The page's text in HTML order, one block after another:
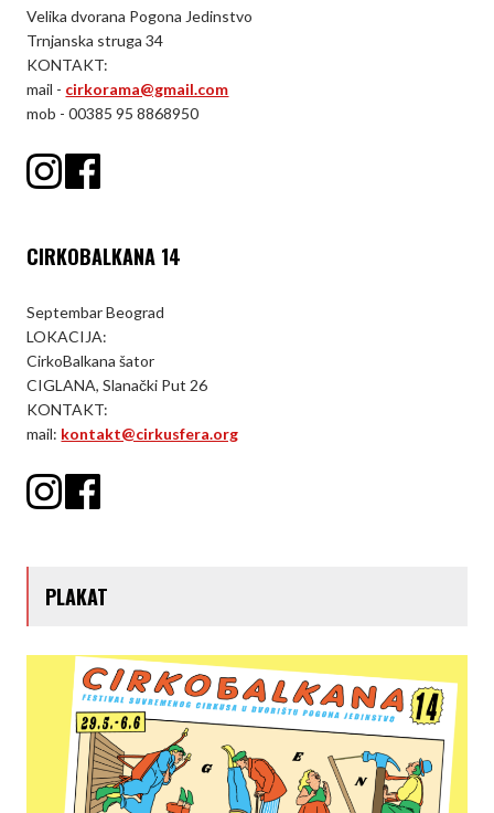
Velika dvorana Pogona Jedinstvo
Trnjanska struga 34
KONTAKT:
mail - cirkorama@gmail.com
mob - 00385 95 8868950
CIRKOBALKANA 14
Septembar Beograd
LOKACIJA:
CirkoBalkana šator
CIGLANA, Slanački Put 26
KONTAKT:
mail: kontakt@cirkusfera.org
PLAKAT